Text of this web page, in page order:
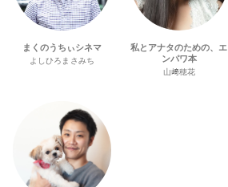
まくのうちぃシネマ
よしひろまさみち
私とアナタのための、エ
ンパワ本
山﨑穂花